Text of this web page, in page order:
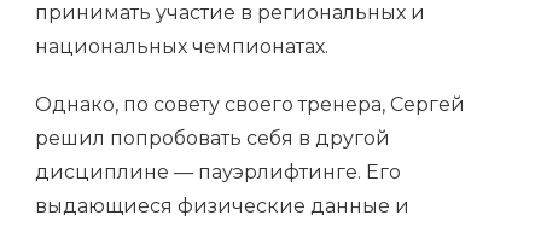
принимать участие в региональных и
национальных чемпионатах.
Однако, по совету своего тренера, Сергей
решил попробовать себя в другой
дисциплине — пауэрлифтинге. Его
выдающиеся физические данные и